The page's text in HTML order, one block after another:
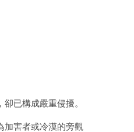
已構成嚴重侵擾。
加害者或冷漠的旁觀